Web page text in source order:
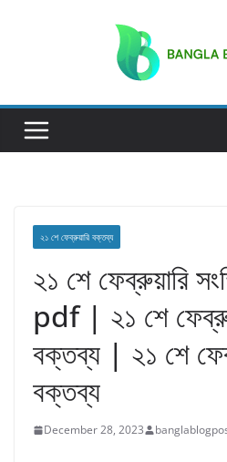
২১ শে ফেব্রুয়ারি বক্তব্য
২১ শে ফেব্রুয়ারি
pdf | ২১ শে
বক্তব্য | ২১ শে
বক্তব্য
December 28, 2023